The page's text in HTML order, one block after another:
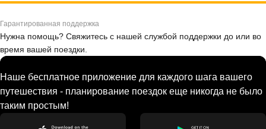
Гарантированная поддержка
Нужна помощь? Свяжитесь с нашей службой поддержки до или во
время вашей поездки.
Наше бесплатное приложение для каждого шага вашего
путешествия - планирование поездок еще никогда не было
таким простым!